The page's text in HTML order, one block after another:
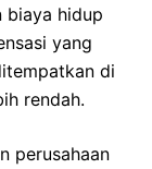
biaya hidup
yang
di
rendah.
perusahaan